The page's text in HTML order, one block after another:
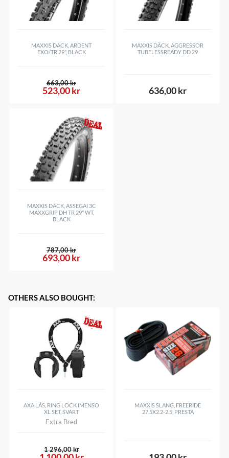
tread, or front and rear for short track racing.
Hjulstorlek
29"
Sammansättning
2C EXO
Anpassad för Liquid/Vätska
Yes
Uppbyggnad sida (TPI/EPI)
120
MAXXIS DÄCK, ARDENT
EXO/TR 29", BLACK
523,00 kr
663,00 kr
MAXXIS DÄCK, AGGRESSOR
TUBELESSREADY DD 29
636,00 kr
MAXXIS DÄCK, ASSEGAI 3C
MAXXGRIP DH TR 29" WT,
BLACK
693,00 kr
787,00 kr
OTHERS ALSO BOUGHT:
AXA LÅS, RING LOCK IMENSO
XL SET, SVART
Extra Bred
1 296,00 kr
MAXXIS SLANG, FREERIDE
27.5X2.2-2.5, PRESTA